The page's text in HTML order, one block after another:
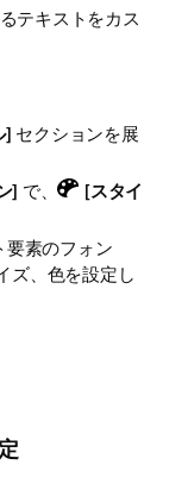
テキストをカス
] セクションを展
] で、 [スタイ
要素のフォン
ズ、色を設定し